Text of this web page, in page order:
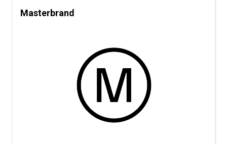
Masterbrand